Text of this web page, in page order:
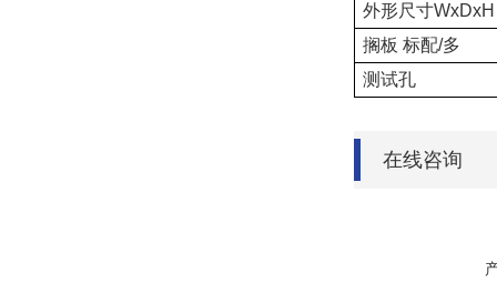
外形尺寸WxDxH
搁板 标配/多
测试孔
在线咨询